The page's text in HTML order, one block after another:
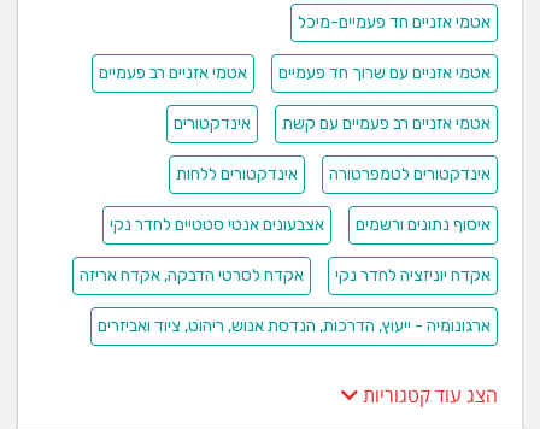
אטמי אזניים חד פעמיים-מיכל
אטמי אזניים עם שרוך חד פעמיים אטמי אזניים רב פעמיים
אטמי אזניים רב פעמיים עם קשת אינדקטורים
אינדקטורים לטמפרטורה אינדקטורים ללחות
איסוף נתונים ורשמים אצבעונים אנטי סטטיים לחדר נקי
אקדח יוניזציה לחדר נקי אקדח לסרטי הדבקה, אקדח אריזה
ארגונומיה - ייעוץ, הדרכות, הנדסת אנוש, ריהוט, ציוד ואביזרים
הצג עוד קטגוריות